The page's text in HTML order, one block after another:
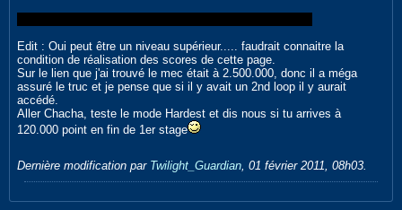
Edit : Oui peut être un niveau supérieur..... faudrait connaitre la
condition de réalisation des scores de cette page.
Sur le lien que j'ai trouvé le mec était à 2.500.000, donc il a méga
assuré le truc et je pense que si il y avait un 2nd loop il y aurait
accédé.
Aller Chacha, teste le mode Hardest et dis nous si tu arrives à
120.000 point en fin de 1er stage
Dernière modification par Twilight_Guardian, 01 février 2011, 08h03.